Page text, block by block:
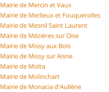
Mairie de Mercin et Vaux
Mairie de Merlieux et Fouquerolles
Mairie de Mesnil Saint Laurent
Mairie de Mézières sur Oise
Mairie de Missy aux Bois
Mairie de Missy sur Aisne
Mairie de Moïta
Mairie de Molinchart
Mairie de Monacia d'Aullène